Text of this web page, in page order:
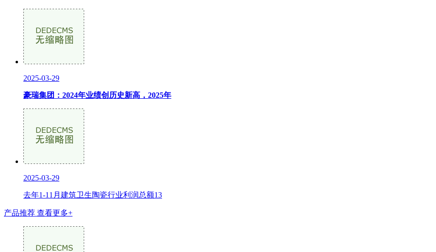
2025-03-29
豪瑞集团：2024年业绩创历史新高，2025年
2025-03-29
去年1-11月建筑卫生陶瓷行业利润总额13
产品推荐 查看更多+